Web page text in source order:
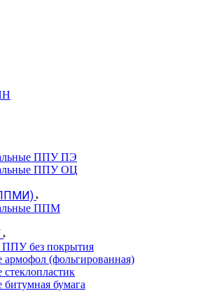
ППУ ПЭ
ППУ ОЦ
ППМ
ППУ без покрытия
(фольгированная)
бумага